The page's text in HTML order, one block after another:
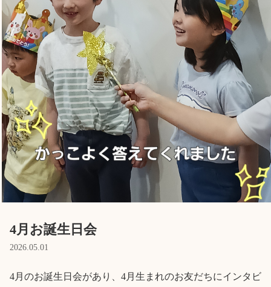
会社概要 ニュース
投資家情報 採用情報
Language
利用者の声
4月お誕生日会
2026.05.01
4月のお誕生日会があり、4月生まれのお友だちにインタビ